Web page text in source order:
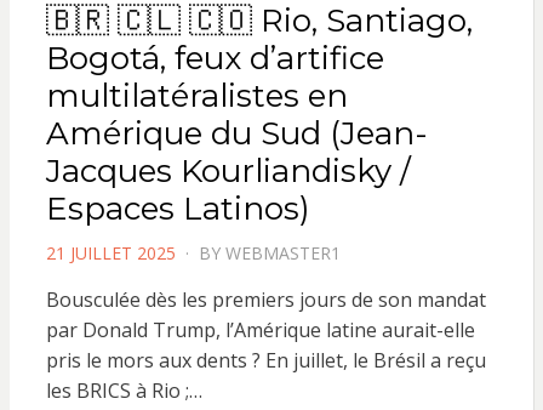
🇧🇷 🇨🇱 🇨🇴 Rio, Santiago,
Bogotá, feux d’artifice
multilatéralistes en
Amérique du Sud (Jean-
Jacques Kourliandisky /
Espaces Latinos)
POSTED
21 JUILLET 2025 BY WEBMASTER1
Bousculée dès les premiers jours de son mandat
par Donald Trump, l’Amérique latine aurait-elle
pris le mors aux dents ? En juillet, le Brésil a reçu
les BRICS à Rio ;…